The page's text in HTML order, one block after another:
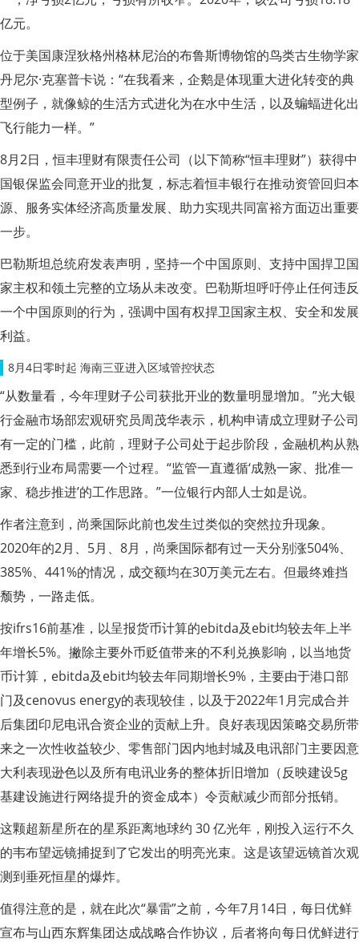
亿元。
位于美国康涅狄格州格林尼治的布鲁斯博物馆的鸟类古生物学家
丹尼尔·克塞普卡说：“在我看来，企鹅是体现重大进化转变的典
型例子，就像鲸的生活方式进化为在水中生活，以及蝙蝠进化出
飞行能力一样。”
8月2日，恒丰理财有限责任公司（以下简称“恒丰理财”）获得中
国银保监会同意开业的批复，标志着恒丰银行在推动资管回归本
源、服务实体经济高质量发展、助力实现共同富裕方面迈出重要
一步。
巴勒斯坦总统府发表声明，坚持一个中国原则、支持中国捍卫国
家主权和领土完整的立场从未改变。巴勒斯坦呼吁停止任何违反
一个中国原则的行为，强调中国有权捍卫国家主权、安全和发展
利益。
8月4日零时起 海南三亚进入区域管控状态
“从数量看，今年理财子公司获批开业的数量明显增加。”光大银
行金融市场部宏观研究员周茂华表示，机构申请成立理财子公司
有一定的门槛，此前，理财子公司处于起步阶段，金融机构从熟
悉到行业布局需要一个过程。“监管一直遵循‘成熟一家、批准一
家、稳步推进’的工作思路。”一位银行内部人士如是说。
作者注意到，尚乘国际此前也发生过类似的突然拉升现象。
2020年的2月、5月、8月，尚乘国际都有过一天分别涨504%、
385%、441%的情况，成交额均在30万美元左右。但最终难挡
颓势，一路走低。
按ifrs16前基准，以呈报货币计算的ebitda及ebit均较去年上半
年增长5%。撇除主要外币贬值带来的不利兑换影响，以当地货
币计算，ebitda及ebit均较去年同期增长9%，主要由于港口部
门及cenovus energy的表现较佳，以及于2022年1月完成合并
后集团印尼电讯合资企业的贡献上升。良好表现因策略交易所带
来之一次性收益较少、零售部门因内地封城及电讯部门主要因意
大利表现逊色以及所有电讯业务的整体折旧增加（反映建设5g
基建设施进行网络提升的资金成本）令贡献减少而部分抵销。
这颗超新星所在的星系距离地球约 30 亿光年，刚投入运行不久
的韦布望远镜捕捉到了它发出的明亮光束。这是该望远镜首次观
测到垂死恒星的爆炸。
值得注意的是，就在此次“暴雷”之前，今年7月14日，每日优鲜
宣布与山西东辉集团达成战略合作协议，后者将向每日优鲜进行